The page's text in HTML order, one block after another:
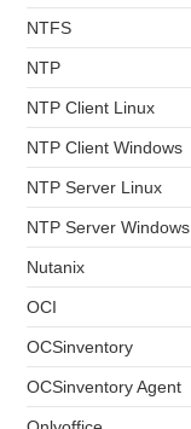
NTFS
NTP
NTP Client Linux
NTP Client Windows
NTP Server Linux
NTP Server Windows
Nutanix
OCI
OCSinventory
OCSinventory Agent